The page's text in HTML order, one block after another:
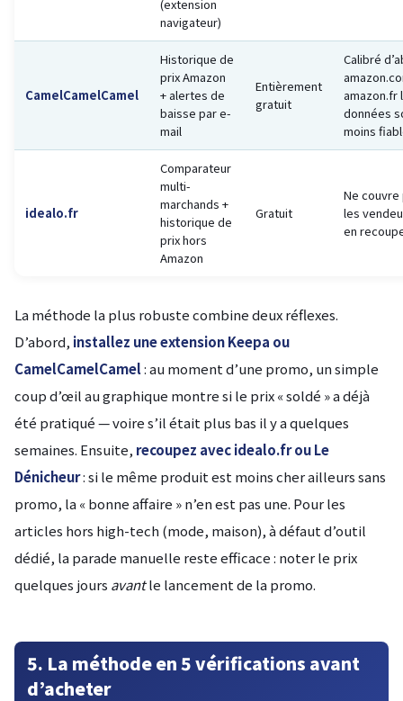
(extension
navigateur)
CamelCamelCamel
Historique de
prix Amazon
+ alertes de
baisse par e-
mail
Entièrement
gratuit
Calibré
amazon.fr
données
moins
idealo.fr
Comparateur
multi-
marchands +
historique de
prix hors
Amazon
Gratuit
Ne
les
en
La méthode la plus robuste combine deux réflexes.
D’abord, installez une extension Keepa ou
CamelCamelCamel: au moment d’une promo, un simple
coup d’œil au graphique montre si le prix « soldé » a déjà
été pratiqué — voire s’il était plus bas il y a quelques
semaines. Ensuite, recoupez avec idealo.fr ou Le
Dénicheur: si le même produit est moins cher ailleurs sans
promo, la « bonne affaire » n’en est pas une. Pour les
articles hors high-tech (mode, maison), à défaut d’outil
dédié, la parade manuelle reste efficace : noter le prix
quelques jours avantle lancement de la promo.
5. La méthode en 5 vérifications avant
d’acheter